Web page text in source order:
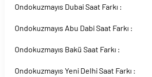
Ondokuzmayıs Dubai Saat Farkı :
Ondokuzmayıs Abu Dabi Saat Farkı :
Ondokuzmayıs Bakü Saat Farkı :
Ondokuzmayıs Yeni Delhi Saat Farkı :